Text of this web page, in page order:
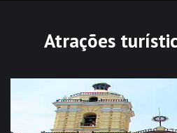
Atrações